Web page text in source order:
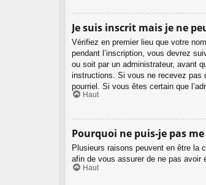
Je suis inscrit mais je ne
Vérifiez en premier lieu que votre
pendant l’inscription, vous devrez
ou soit par un administrateur, avant
instructions. Si vous ne recevez pas
pourriel. Si vous êtes certain que
Haut
Pourquoi ne puis-je pas
Plusieurs raisons peuvent en être la
afin de vous assurer de ne pas avoir
Haut